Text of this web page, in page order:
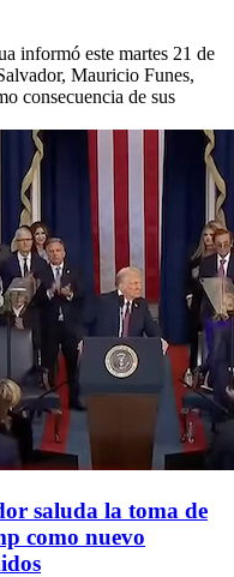
informó este martes 21 de
Mauricio Funes,
consecuencia de sus
saluda la toma de
como nuevo